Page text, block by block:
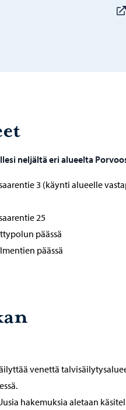
neljältä eri alueelta
3 (käynti alueelle
25
päässä
päässä
venettä
hakemuksia aletaan